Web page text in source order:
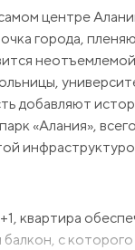
центре
города,
добавляют
«Алания»,
квартира
с